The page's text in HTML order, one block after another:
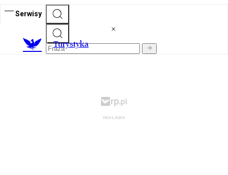
Serwisy
Turystyka